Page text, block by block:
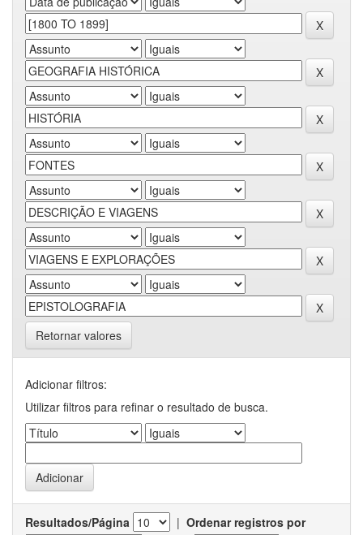
Retornar valores
Adicionar filtros:
Utilizar filtros para refinar o resultado de busca.
Resultados/Página | Ordenar registros por